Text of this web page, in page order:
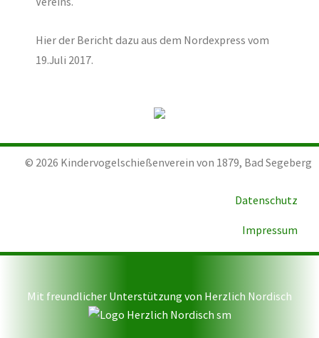
Hier der Bericht dazu aus dem Nordexpress vom
19.Juli 2017.
© 2026 Kindervogelschießenverein von 1879, Bad Segeberg
Datenschutz
Impressum
Mit freundlicher Unterstützung von Herzlich Nordisch